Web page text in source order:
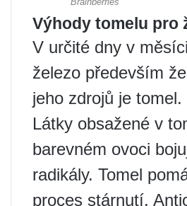
Výhody tomelu pro
V určité dny v
železo především
jeho zdrojů je tomel.
Látky obsažené v
barevném ovoci
radikály. Tomel
proces stárnutí.